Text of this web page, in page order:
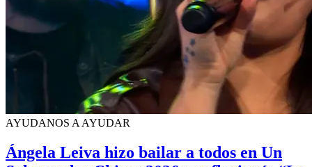
AYUDANOS A AYUDAR
Ángela Leiva hizo bailar a todos en Un